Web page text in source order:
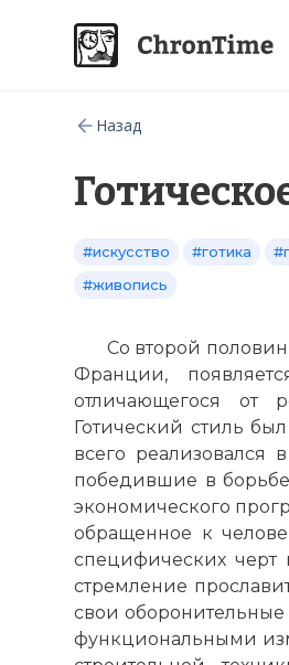
Назад
#искусство #готика
#живопись
Со второй
Франции,
отличающегося от
Готический стиль
всего реализовался
победившие в
экономического
обращенное к
специфических черт
стремление
свои
функциональными